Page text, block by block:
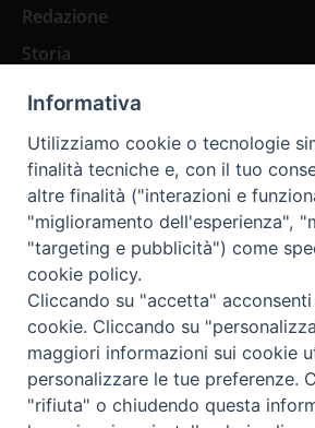
Redazione
Storia
Abbonamenti
Abbonamento Annuale Digitale
Abbonamento Annuale Cartaceo
Abbonamento Singola Copia
Redazione: Pavia, Piazza Duomo 11
amministrazione@ilticino.it -
Informativa
Utilizziamo cookie o tecnologie
finalità tecniche e, con il tuo
altre finalità ("interazioni e
"miglioramento dell'esperienza",
"targeting e pubblicità") come
cookie policy.
Cliccando su "accetta"
cookie. Cliccando su
maggiori informazioni sui cookie
personalizzare le tue preferenze.
"rifiuta" o chiudendo questa